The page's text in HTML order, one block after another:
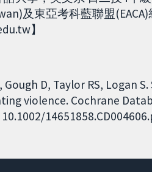
及東亞考科藍聯盟
】
Gough D, Taylor RS, Logan
violence. Cochrane